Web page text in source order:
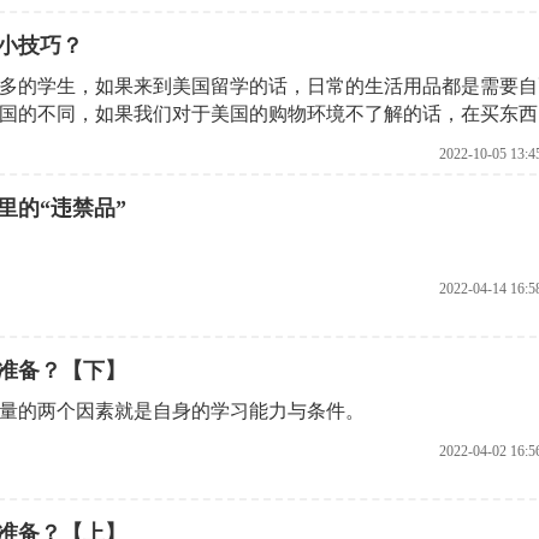
技巧？
的学生，如果来到美国留学的话，日常的生活用品都是需要
的不同，如果我们对于美国的购物环境不了解的话，在买东
2022-10-05
的“违禁品”
2022-04-14
备？【下】
的两个因素就是自身的学习能力与条件。
2022-04-02
备？【上】